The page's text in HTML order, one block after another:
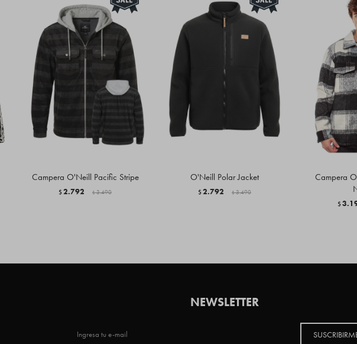
Campera O'Neill Pacific Stripe
$2.792 $ 3.490
O'Neill Polar Jacket
$2.792 $ 3.490
Campera
$
NEWSLETTER